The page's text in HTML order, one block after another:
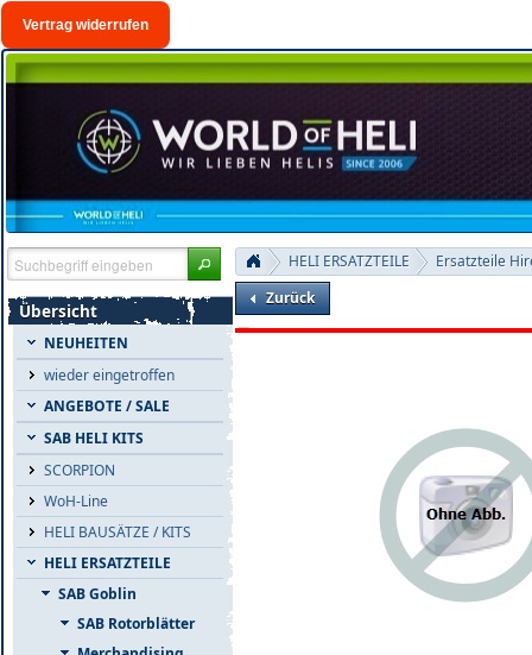
Vertrag widerrufen
Übersicht
NEUHEITEN
wieder eingetroffen
ANGEBOTE / SALE
SAB HELI KITS
SCORPION
WoH-Line
HELI BAUSÄTZE / KITS
HELI ERSATZTEILE
SAB Goblin
SAB Rotorblätter
HELI ERSATZTEILE
Ersatzteile
Zurück